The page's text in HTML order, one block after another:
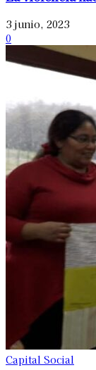
3 junio, 2023
0
Capital Social